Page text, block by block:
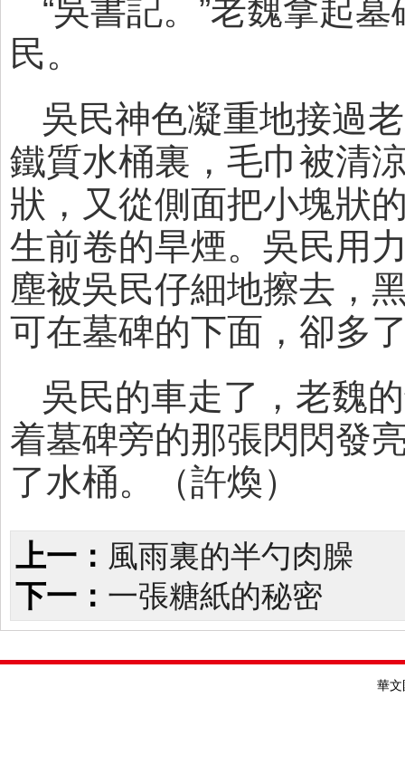
“吳書記。”老魏拿起
民。
吳民神色凝重地接過
鐵質水桶裏，毛巾被清
狀，又從側面把小塊狀
生前卷的旱煙。吳民用
塵被吳民仔細地擦去，
可在墓碑的下面，卻多
吳民的車走了，老魏
着墓碑旁的那張閃閃發
了水桶。（許煥）
上一： 風雨裏的半勺肉臊
下一： 一張糖紙的秘密
華